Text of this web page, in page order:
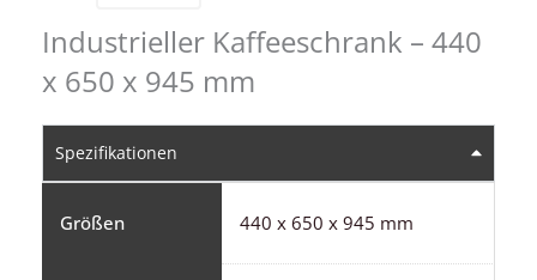
Industrieller Kaffeeschrank – 440
x 650 x 945 mm
Spezifikationen
Größen 440 x 650 x 945 mm